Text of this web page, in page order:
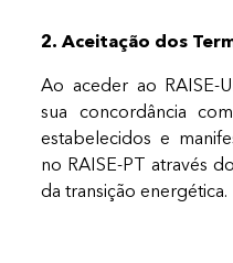
2. Aceitação dos
Ao aceder ao RAISE-
sua concordância
estabelecidos e
no RAISE-PT através
da transição energética.